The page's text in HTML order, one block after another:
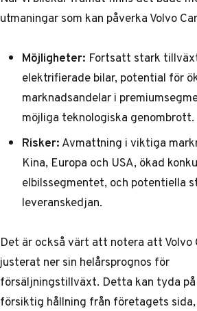
utmaningar som kan påverka Volvo
Möjligheter: Fortsatt stark
elektrifierade bilar, potential för
marknadsandelar i
möjliga teknologiska genombrott.
Risker:Avmattning i viktiga
Kina, Europa och USA, ökad
elbilssegmentet, och potentiella
leveranskedjan.
Det är också värt att notera att Volvo
justerat ner sin helårsprognos för
försäljningstillväxt. Detta kan tyda
försiktig hållning från företagets